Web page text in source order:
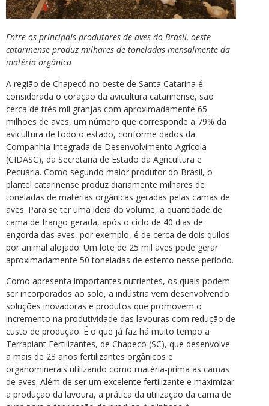
Entre os principais produtores de aves do Brasil, oeste
catarinense produz milhares de toneladas mensalmente da
matéria orgânica
A região de Chapecó no oeste de Santa Catarina é
considerada o coração da avicultura catarinense, são
cerca de três mil granjas com aproximadamente 65
milhões de aves, um número que corresponde a 79% da
avicultura de todo o estado, conforme dados da
Companhia Integrada de Desenvolvimento Agrícola
(CIDASC), da Secretaria de Estado da Agricultura e
Pecuária. Como segundo maior produtor do Brasil, o
plantel catarinense produz diariamente milhares de
toneladas de matérias orgânicas geradas pelas camas de
aves. Para se ter uma ideia do volume, a quantidade de
cama de frango gerada, após o ciclo de 40 dias de
engorda das aves, por exemplo, é de cerca de dois quilos
por animal alojado. Um lote de 25 mil aves pode gerar
aproximadamente 50 toneladas de esterco nesse período.
Como apresenta importantes nutrientes, os quais podem
ser incorporados ao solo, a indústria vem desenvolvendo
soluções inovadoras e produtos que promovem o
incremento na produtividade das lavouras com redução de
custo de produção. É o que já faz há muito tempo a
Terraplant Fertilizantes, de Chapecó (SC), que desenvolve
a mais de 23 anos fertilizantes orgânicos e
organominerais utilizando como matéria-prima as camas
de aves. Além de ser um excelente fertilizante e maximizar
a produção da lavoura, a prática da utilização da cama de